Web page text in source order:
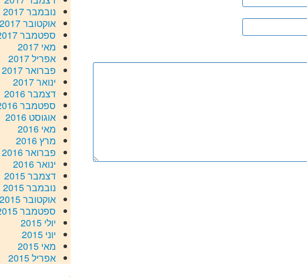
נובמבר 2017
אוקטובר 2017
ספטמבר 2017
מאי 2017
אפריל 2017
פברואר 2017
ינואר 2017
דצמבר 2016
ספטמבר 2016
אוגוסט 2016
מאי 2016
מרץ 2016
פברואר 2016
ינואר 2016
דצמבר 2015
נובמבר 2015
אוקטובר 2015
ספטמבר 2015
יולי 2015
יוני 2015
מאי 2015
אפריל 2015